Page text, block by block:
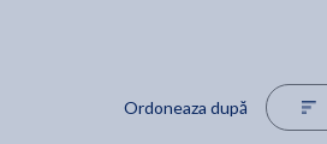
Ordoneaza după